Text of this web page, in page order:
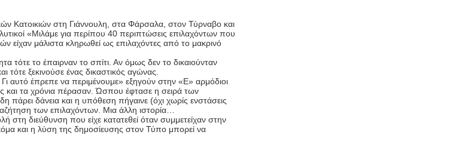
Κατοικιών στη Γιάννουλη, στα Φάρσαλα, στον Τύρναβο και
«Μιλάμε για περίπου 40 περιπτώσεις επιλαχόντων που
είχαν μάλιστα κληρωθεί ως επιλαχόντες από το μακρινό
τότε το έπαιρναν το σπίτι. Αν όμως δεν το δικαιούνταν
ξεκινούσε ένας δικαστικός αγώνας.
αυτό έπρεπε να περιμένουμε» εξηγούν στην «Ε» αρμόδιοι
και τα χρόνια πέρασαν. Ώσπου έφτασε η σειρά των
πάρει δάνεια και η υπόθεση πήγαινε (όχι χωρίς ενστάσεις
των επιλαχόντων. Μια άλλη ιστορία…
διεύθυνση που είχε κατατεθεί όταν συμμετείχαν στην
και η λύση της δημοσίευσης στον Τύπο μπορεί να